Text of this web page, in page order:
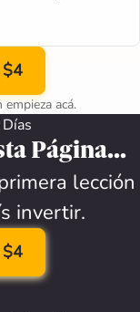
acá.
Página...
lección
invertir.